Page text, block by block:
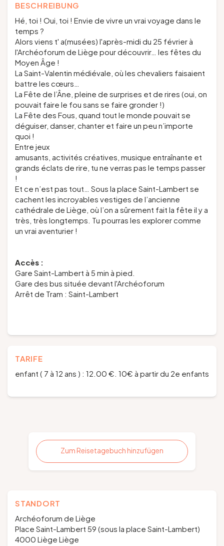
BESCHREIBUNG
Hé, toi ! Oui, toi ! Envie de vivre un vrai voyage dans le
temps ?
Alors viens t' a(musées) l'après-midi du 25 février à
l'Archéoforum de Liège pour découvrir… les fêtes du
Moyen Âge !
La Saint-Valentin médiévale, où les chevaliers faisaient
battre les cœurs…
La Fête de l’Âne, pleine de surprises et de rires (oui, on
pouvait faire le fou sans se faire gronder !)
La Fête des Fous, quand tout le monde pouvait se
déguiser, danser, chanter et faire un peu n’importe
quoi !
Entre jeux
amusants, activités créatives, musique entraînante et
grands éclats de rire, tu ne verras pas le temps passer
!
Et ce n’est pas tout… Sous la place Saint-Lambert se
cachent les incroyables vestiges de l’ancienne
cathédrale de Liège, où l’on a sûrement fait la fête il y a
très, très longtemps. Tu pourras les explorer comme
un vrai aventurier !
Accès :
Gare Saint-Lambert à 5 min à pied.
Gare des bus située devant l'Archéoforum
Arrêt de Tram : Saint-Lambert
TARIFE
enfant ( 7 à 12 ans ) : 12.00 €. 10€ à partir du 2e enfants
Zum Reisetagebuch hinzufügen
STANDORT
Archéoforum de Liège
Place Saint-Lambert 59 (sous la place Saint-Lambert)
4000 Liège Liège